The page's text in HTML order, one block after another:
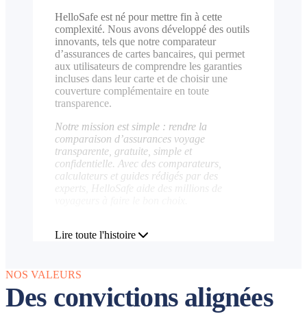
HelloSafe est né pour mettre fin à cette
complexité. Nous avons développé des outils
innovants, tels que notre comparateur
d’assurances de cartes bancaires, qui permet
aux utilisateurs de comprendre les garanties
incluses dans leur carte et de choisir une
couverture complémentaire en toute
transparence.
Notre mission est simple : rendre la
comparaison d’assurances voyage
transparente, gratuite, simple et
confidentielle. Avec des comparateurs,
calculateurs et guides rédigés par des
experts, HelloSafe aide des millions de
Lire toute l'histoire
NOS VALEURS
Des convictions alignées